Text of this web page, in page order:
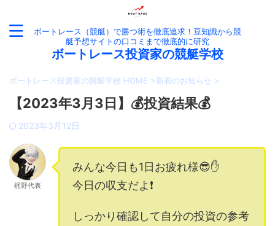
ボートレース（競艇）で勝つ術を徹底追求！豆知識から競
艇予想サイトの口コミまで徹底的に研究
ボートレース投資家の競艇学校
ボートレース投資家の競艇学校 HOME >新着のお知らせ >
【2023年3月3日】💰投資結果💰
2023年3月12日
梶野代表
みんな今日も1日お疲れ様😎✋
今日の収支だよ❗️
しっかり確認して自分の投資の参考